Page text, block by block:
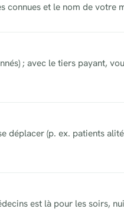
connues et le nom de votre
; avec le tiers payant,
(p. ex. patients
est là pour les soirs,